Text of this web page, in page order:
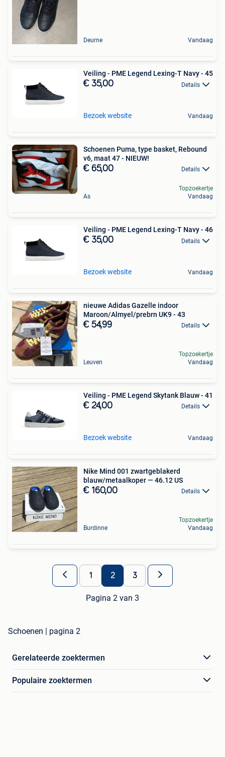
Deurne Vandaag
Veiling - PME Legend Lexing-T Navy - 45
€ 35,00 Details
Bezoek website Vandaag
Schoenen Puma, type basket, Rebound
v6, maat 47 - NIEUW!
€ 65,00 Details
As
Topzoekertje
Vandaag
Veiling - PME Legend Lexing-T Navy - 46
€ 35,00 Details
Bezoek website Vandaag
nieuwe Adidas Gazelle indoor
Maroon/Almyel/prebrn UK9 - 43
€ 54,99 Details
Leuven
Topzoekertje
Vandaag
Veiling - PME Legend Skytank Blauw - 41
€ 24,00 Details
Bezoek website Vandaag
Nike Mind 001 zwartgeblakerd
blauw/metaalkoper — 46.12 US
€ 160,00 Details
Burdinne
Topzoekertje
Vandaag
1 2 3
Pagina 2 van 3
Schoenen | pagina 2
Gerelateerde zoektermen
Populaire zoektermen